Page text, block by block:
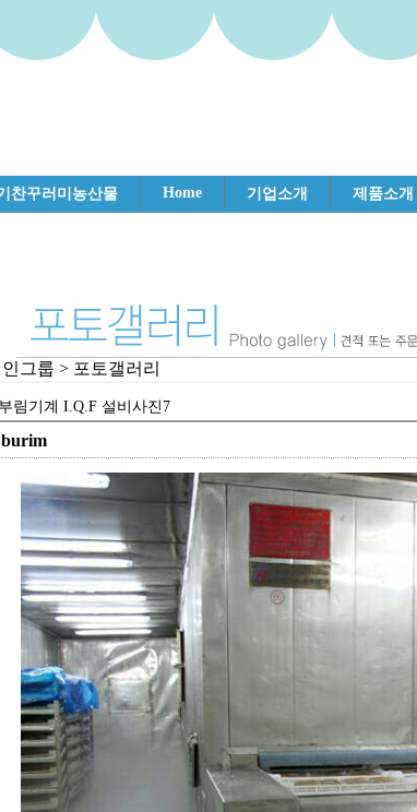
찬꾸러미농산물 Home 기업소개 제품소개
그룹 > 포토갤러리
부림기계 I.Q.F 설비사진7
burim